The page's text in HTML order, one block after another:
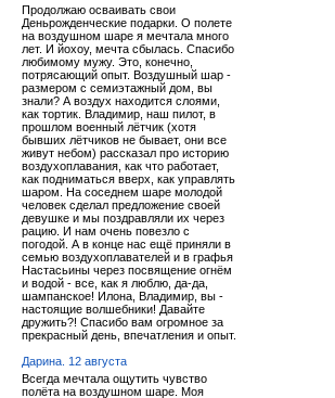
Продолжаю осваивать свои
Деньрожденческие подарки. О полете
на воздушном шаре я мечтала много
лет. И йохоу, мечта сбылась. Спасибо
любимому мужу. Это, конечно,
потрясающий опыт. Воздушный шар -
размером с семиэтажный дом, вы
знали? А воздух находится слоями,
как тортик. Владимир, наш пилот, в
прошлом военный лётчик (хотя
бывших лётчиков не бывает, они все
живут небом) рассказал про историю
воздухоплавания, как что работает,
как подниматься вверх, как управлять
шаром. На соседнем шаре молодой
человек сделал предложение своей
девушке и мы поздравляли их через
рацию. И нам очень повезло с
погодой. А в конце нас ещё приняли в
семью воздухоплавателей и в графья
Настасьины через посвящение огнём
и водой - все, как я люблю, да-да,
шампанское! Илона, Владимир, вы -
настоящие волшебники! Давайте
дружить?! Спасибо вам огромное за
прекрасный день, впечатления и опыт.
Дарина. 12 августа
Всегда мечтала ощутить чувство
полёта на воздушном шаре. Моя